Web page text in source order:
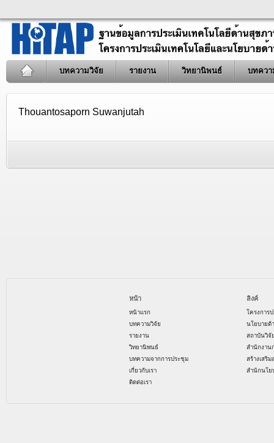
บทความวิจัย รายงาน วิทยานิพนธ์ บทควา
Thouantosaporn Suwanjutah
หน้า
หน้าแรก
บทความวิจัย
รายงาน
วิทยานิพนธ์
บทความจากการประชุม
เกี่ยวกับเรา
ติดต่อเรา
ลิงค์
โครงการ
นโยบายด้
สถาบันวิจั
สำนักงาน
สร้างเสริ
สำนักนโย